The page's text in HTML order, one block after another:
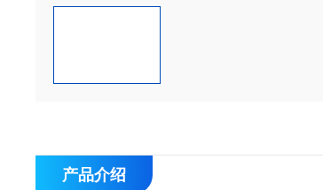
产品介绍